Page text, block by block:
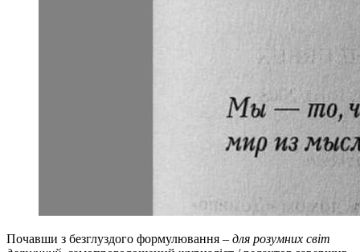
Почавши з безглуздого формулювання – для розумних світ